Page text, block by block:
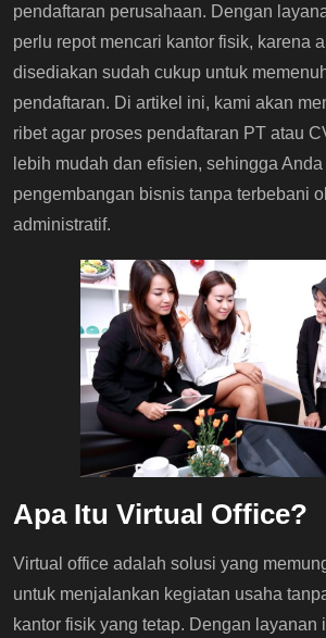
pendaftaran perusahaan. Dengan
perlu repot mencari kantor fisik, karena
disediakan sudah cukup untuk
pendaftaran. Di artikel ini, kami akan
ribet agar proses pendaftaran PT atau
lebih mudah dan efisien, sehingga
pengembangan bisnis tanpa terbebani
administratif.
Apa Itu Virtual Office?
Virtual office adalah solusi yang
untuk menjalankan kegiatan usaha
kantor fisik yang tetap. Dengan layanan